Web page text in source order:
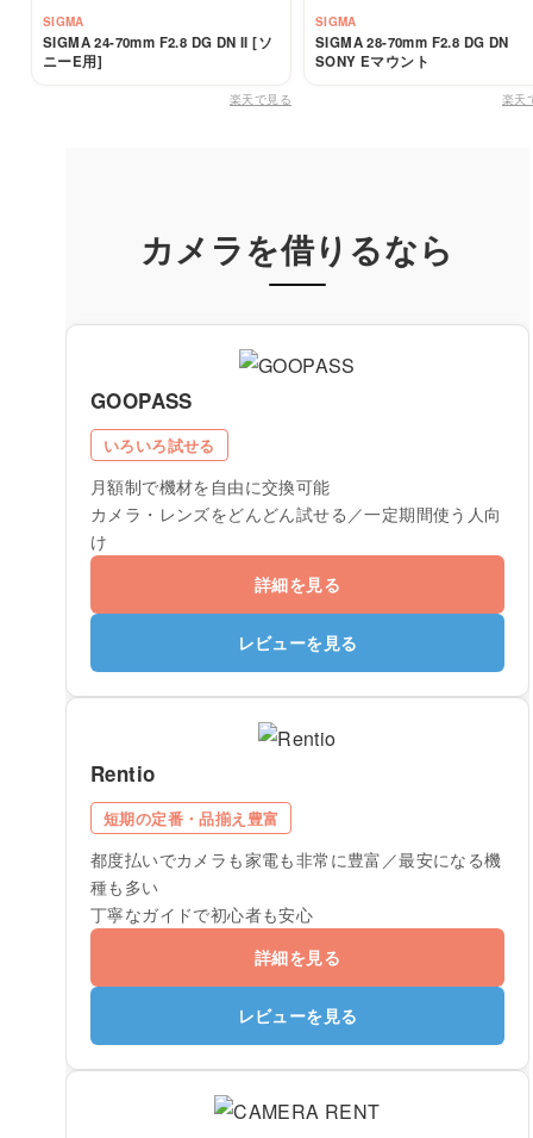
SIGMA
SIGMA 24-70mm F2.8 DG DN II [ソ
ニーE用]
楽天で見る
SIGMA
SIGMA 28-70mm F2.8 DG DN
SONY Eマウント
楽天
カメラを借りるなら
GOOPASS
いろいろ試せる
月額制で機材を自由に交換可能
カメラ・レンズをどんどん試せる／一定期間使う人向
け
詳細を見る
レビューを見る
Rentio
短期の定番・品揃え豊富
都度払いでカメラも家電も非常に豊富／最安になる機
種も多い
丁寧なガイドで初心者も安心
詳細を見る
レビューを見る